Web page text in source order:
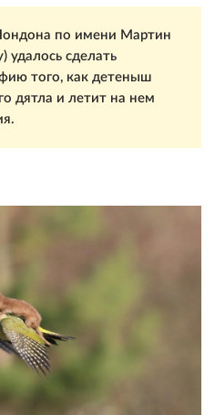
по имени Мартин
сделать
того, как детеныш
дятла и летит на нем